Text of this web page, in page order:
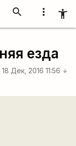
more_vert accessibility_new
search
езда
18 Дек, 2016 11:56 arrow_downward